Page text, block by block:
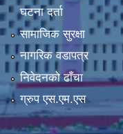
घटना दर्ता
सामाजिक सुरक्षा
नागरिक वडापत्र
निवेदनको ढाँचा
ग्रुप एस.एम.एस